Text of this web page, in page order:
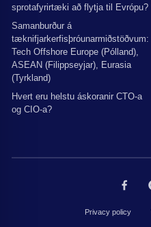
sprotafyrirtæki að flytja til Evrópu?
Samanburður á
tæknifjarkerfisþróunarmiðstöðvum:
Tech Offshore Europe (Pólland),
ASEAN (Filippseyjar), Eurasia
(Tyrkland)
Hvert eru helstu áskoranir CTO-a
og CIO-a?
Privacy policy